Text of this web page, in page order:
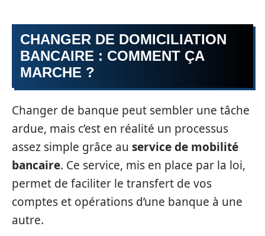
CHANGER DE DOMICILIATION
BANCAIRE : COMMENT ÇA
MARCHE ?
Changer de banque peut sembler une tâche
ardue, mais c’est en réalité un processus
assez simple grâce au service de mobilité
bancaire. Ce service, mis en place par la loi,
permet de faciliter le transfert de vos
comptes et opérations d’une banque à une
autre.